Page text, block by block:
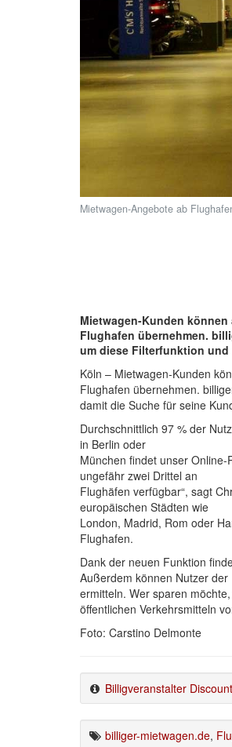
Mietwagen-Angebote ab
Mietwagen-Kunden
Flughafen übernehmen.
um diese Filterfunktion
Köln – Mietwagen-Kunden
Flughafen übernehmen.
damit die Suche für seine
Durchschnittlich 97 % der
in Berlin oder
München findet unser
ungefähr zwei Drittel an
Flughäfen verfügbar“, sagt
europäischen Städten wie
London, Madrid, Rom oder
Flughafen.
Dank der neuen Funktion
Außerdem können Nutzer
ermitteln. Wer sparen
öffentlichen Verkehrsmitteln
Foto: Carstino Delmonte
Billigveranstalter
billiger-mietwagen.de,